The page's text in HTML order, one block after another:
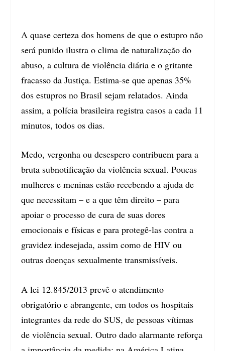
A quase certeza dos homens de que o estupro não
será punido ilustra o clima de naturalização do
abuso, a cultura de violência diária e o gritante
fracasso da Justiça. Estima-se que apenas 35%
dos estupros no Brasil sejam relatados. Ainda
assim, a polícia brasileira registra casos a cada 11
minutos, todos os dias.
Medo, vergonha ou desespero contribuem para a
bruta subnotificação da violência sexual. Poucas
mulheres e meninas estão recebendo a ajuda de
que necessitam – e a que têm direito – para
apoiar o processo de cura de suas dores
emocionais e físicas e para protegê-las contra a
gravidez indesejada, assim como de HIV ou
outras doenças sexualmente transmissíveis.
A lei 12.845/2013 prevê o atendimento
obrigatório e abrangente, em todos os hospitais
integrantes da rede do SUS, de pessoas vítimas
de violência sexual. Outro dado alarmante reforça